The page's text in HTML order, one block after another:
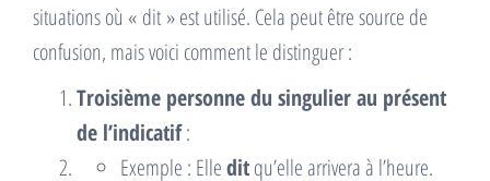
situations où « dit » est utilisé. Cela peut être source de
confusion, mais voici comment le distinguer :
Troisième personne du singulier au présent
de l’indicatif:
Exemple : Elleditqu’elle arrivera à l’heure.